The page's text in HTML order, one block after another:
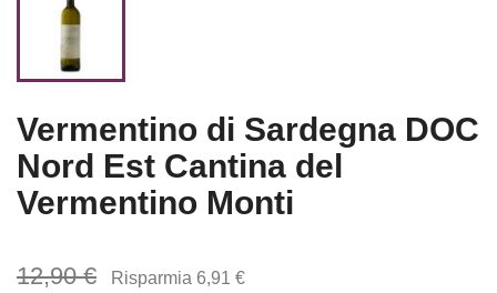
Vermentino di Sardegna DOC
Nord Est Cantina del
Vermentino Monti
12,90 € Risparmia 6,91 €